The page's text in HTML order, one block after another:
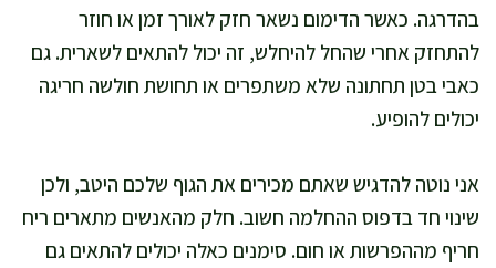
בהדרגה. כאשר הדימום נשאר חזק לאורך זמן או חוזר
להתחזק אחרי שהחל להיחלש, זה יכול להתאים לשארית. גם
כאבי בטן תחתונה שלא משתפרים או תחושת חולשה חריגה
יכולים להופיע.
אני נוטה להדגיש שאתם מכירים את הגוף שלכם היטב, ולכן
שינוי חד בדפוס ההחלמה חשוב. חלק מהאנשים מתארים ריח
חריף מההפרשות או חום. סימנים כאלה יכולים להתאים גם